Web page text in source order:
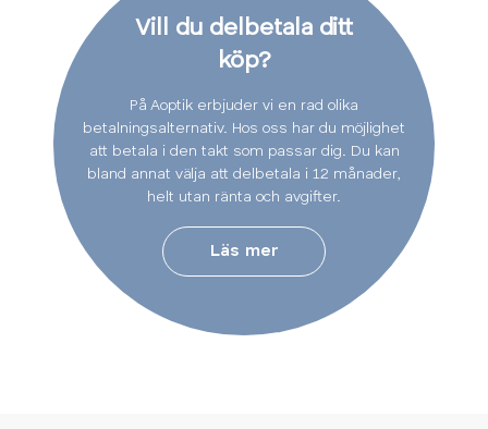
Vill du delbetala ditt
köp?
På Aoptik erbjuder vi en rad olika
betalningsalternativ. Hos oss har du möjlighet
att betala i den takt som passar dig. Du kan
bland annat välja att delbetala i 12 månader,
helt utan ränta och avgifter.
Läs mer